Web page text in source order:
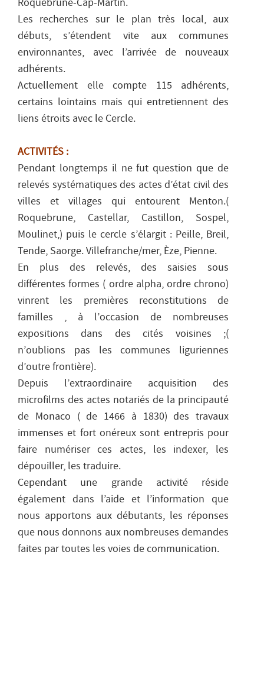
Roquebrune-Cap-Martin.
Les recherches sur le plan très local, aux
débuts, s’étendent vite aux communes
environnantes, avec l’arrivée de nouveaux
adhérents.
Actuellement elle compte 115 adhérents,
certains lointains mais qui entretiennent des
liens étroits avec le Cercle.
ACTIVITÉS :
Pendant longtemps il ne fut question que de
relevés systématiques des actes d’état civil des
villes et villages qui entourent Menton.(
Roquebrune, Castellar, Castillon, Sospel,
Moulinet,) puis le cercle s’élargit : Peille, Breil,
Tende, Saorge. Villefranche/mer, Èze, Pienne.
En plus des relevés, des saisies sous
différentes formes ( ordre alpha, ordre chrono)
vinrent les premières reconstitutions de
familles , à l’occasion de nombreuses
expositions dans des cités voisines ;(
n’oublions pas les communes liguriennes
d’outre frontière).
Depuis l’extraordinaire acquisition des
microfilms des actes notariés de la principauté
de Monaco ( de 1466 à 1830) des travaux
immenses et fort onéreux sont entrepris pour
faire numériser ces actes, les indexer, les
dépouiller, les traduire.
Cependant une grande activité réside
également dans l’aide et l’information que
nous apportons aux débutants, les réponses
que nous donnons aux nombreuses demandes
faites par toutes les voies de communication.